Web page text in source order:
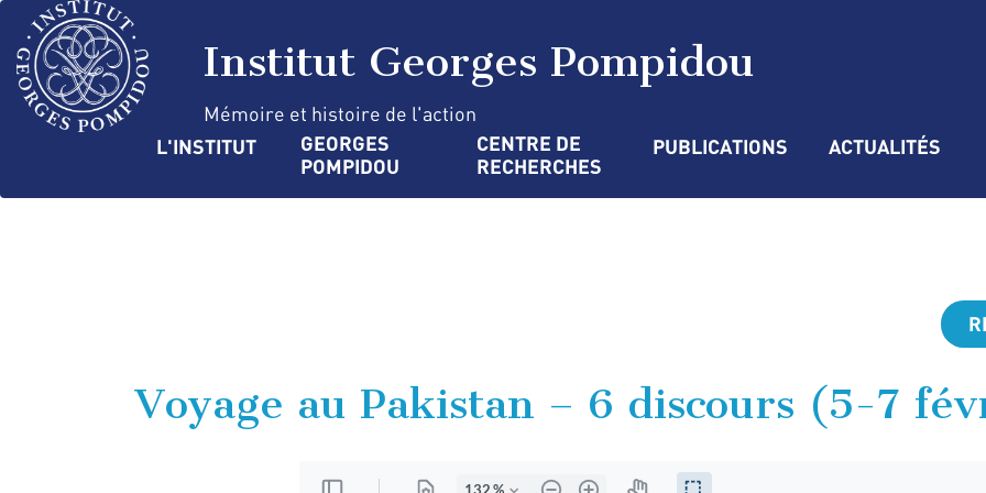
Aller
au
contenu
principal
Institut Georges Pompidou
Mémoire et histoire de l'action
Navigation
L'INSTITUT
GEORGES
POMPIDOU
CENTRE DE
RECHERCHES
PUBLICATIONS ACTUALITÉS
Voyage au Pakistan – 6 discours (5-7
Panneau de gestion des cookies